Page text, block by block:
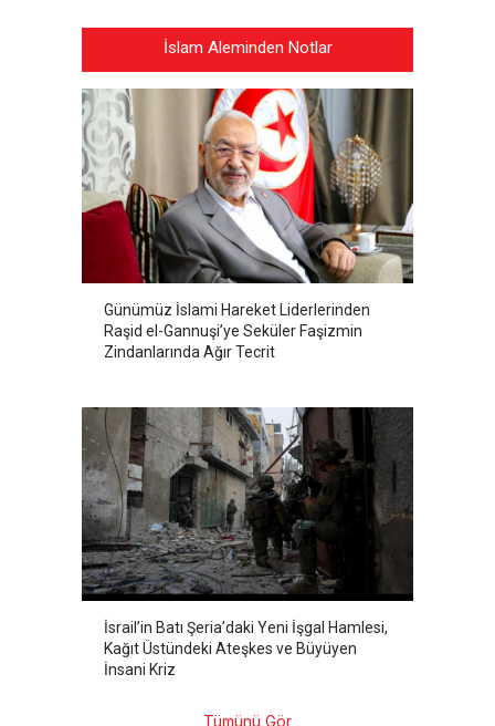
İslam Aleminden Notlar
Günümüz İslami Hareket Liderlerinden
Raşid el-Gannuşi’ye Seküler Faşizmin
Zindanlarında Ağır Tecrit
İsrail’in Batı Şeria’daki Yeni İşgal Hamlesi,
Kağıt Üstündeki Ateşkes ve Büyüyen
İnsani Kriz
Tümünü Gör